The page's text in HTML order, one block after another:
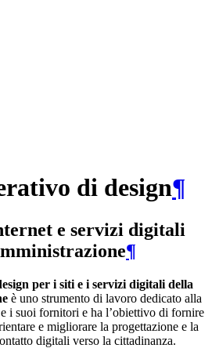
di design¶
e servizi digitali
¶
per i siti e i servizi digitali della
è uno strumento di lavoro dedicato alla
i suoi fornitori e ha l’obiettivo di fornire
e migliorare la progettazione e la
digitali verso la cittadinanza.